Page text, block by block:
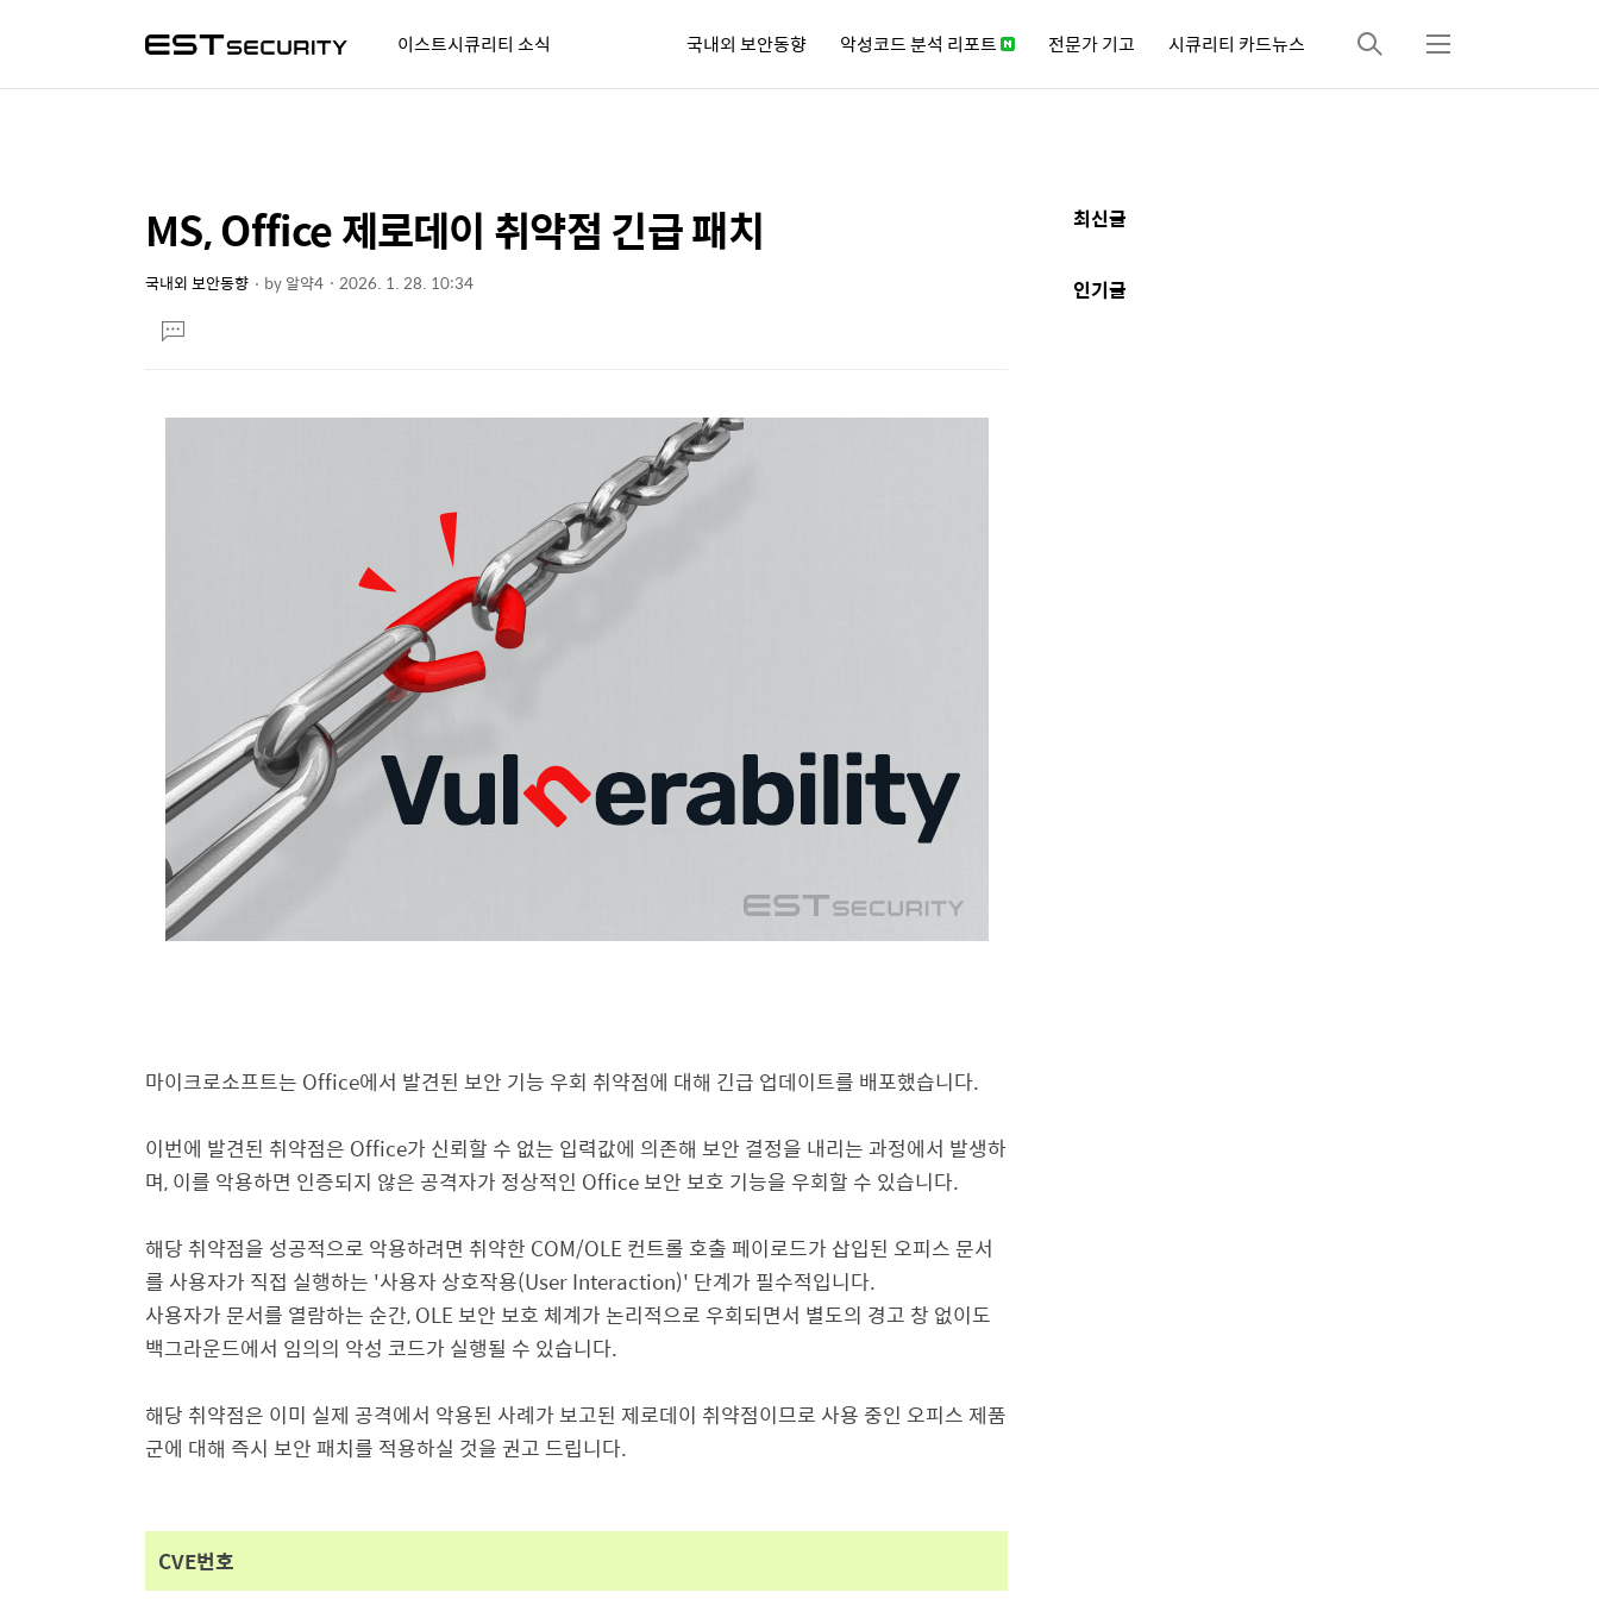
이스트시큐리티 소식 국내외 보안동향 악성코드 분석 리포트 전문가 기고 시큐리티 카드뉴스
검
메
상
세
컨
텐
본
문
제
MS, Office 제로데이 취약점 긴급 패치
국내외 보안동향 by알약4 2026. 1. 28. 10:34
문댓
글
마이크로소프트는 Office에서 발견된 보안 기능 우회 취약점에 대해 긴급 업데이트를 배포했습니다.
이번에 발견된 취약점은 Office가 신뢰할 수 없는 입력값에 의존해 보안 결정을 내리는 과정에서 발생하
며,이를 악용하면 인증되지 않은 공격자가 정상적인 Office보안 보호 기능을 우회할 수 있습니다.
해당 취약점을 성공적으로 악용하려면 취약한 COM/OLE 컨트롤 호출 페이로드가 삽입된 오피스 문서
를 사용자가 직접 실행하는 '사용자 상호작용(User Interaction)' 단계가 필수적입니다.
사용자가 문서를 열람하는 순간, OLE 보안 보호 체계가 논리적으로 우회되면서 별도의 경고 창 없이도
백그라운드에서 임의의 악성 코드가 실행될 수 있습니다.
해당 취약점은 이미 실제 공격에서 악용된 사례가 보고된 제로데이 취약점이므로 사용 중인 오피스 제품
군에 대해 즉시 보안 패치를 적용하실 것을 권고 드립니다.
CVE번호
추
정
최신글
인기글